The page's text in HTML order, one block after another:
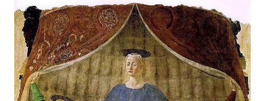
distacca dalla tradizione classica e rinascimentale,
abbracciando invece i principi del Barocco: l'arte come
meraviglia, l'ostentazione della tecnica e la ricerca del
sorprendente. Marino visse in un'epoca di grandi
cambiamenti culturali e sociali, e la sua opera riflette questa
complessità. L'Adone è un poema epico-mitologico in 20